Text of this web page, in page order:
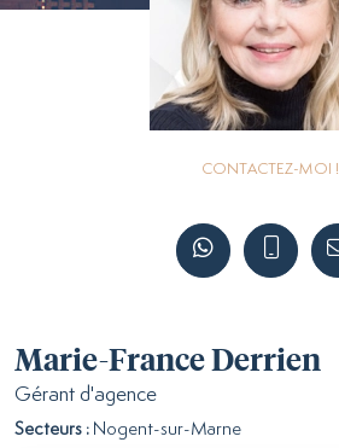
CONTACTEZ-MOI !
Marie-France Derrien
Gérant d'agence
Secteurs : Nogent-sur-Marne